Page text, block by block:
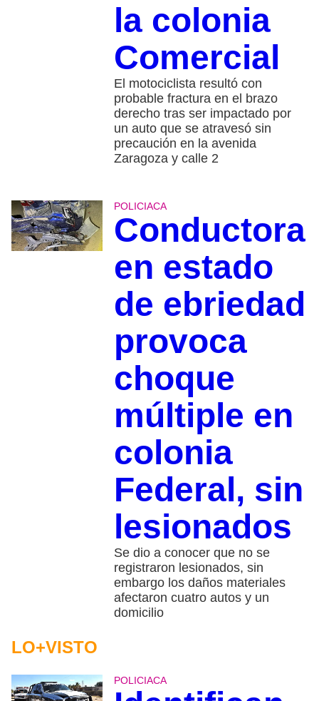
la colonia
Comercial
El motociclista resultó con
probable fractura en el brazo
derecho tras ser impactado por
un auto que se atravesó sin
precaución en la avenida
Zaragoza y calle 2
POLICIACA
Conductora
en estado
de ebriedad
provoca
choque
múltiple en
colonia
Federal, sin
lesionados
Se dio a conocer que no se
registraron lesionados, sin
embargo los daños materiales
afectaron cuatro autos y un
domicilio
LO+VISTO
POLICIACA